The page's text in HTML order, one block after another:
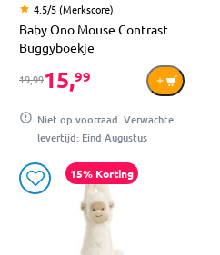
4.5/5 (Merkscore)
Baby Ono Mouse Contrast
Buggyboekje
19,9915,99
Niet op voorraad. Verwachte
levertijd: Eind Augustus
15% Korting